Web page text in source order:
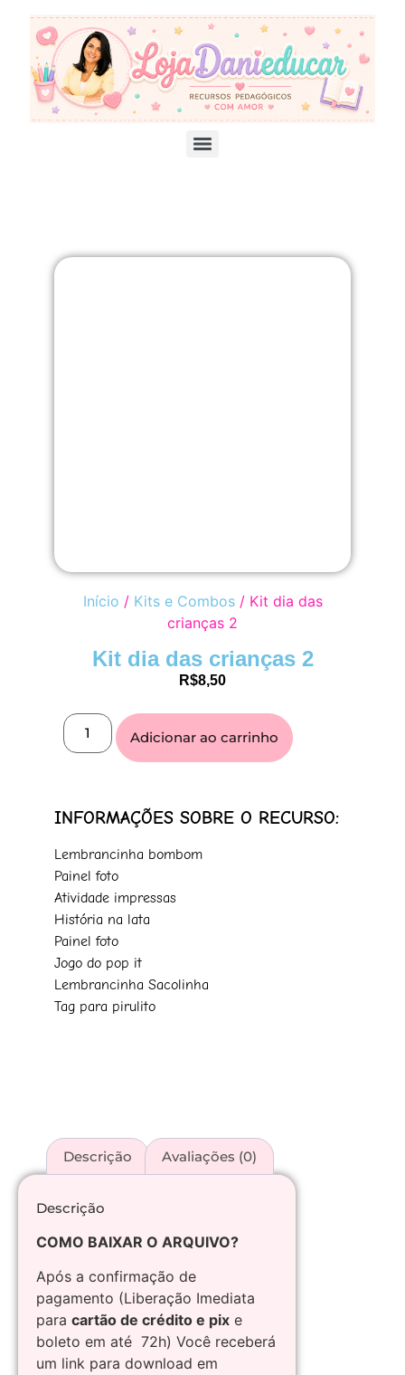
Início / Kits e Combos/ Kit dia das
crianças 2
Kit dia das crianças 2
R$8,50
Adicionar ao carrinho
INFORMAÇÕES SOBRE O RECURSO:
Lembrancinha bombom
Painel foto
Atividade impressas
História na lata
Painel foto
Jogo do pop it
Lembrancinha Sacolinha
Tag para pirulito
Descrição Avaliações (0)
Descrição
COMO BAIXAR O ARQUIVO?
Após a confirmação de
pagamento (Liberação Imediata
para cartão de crédito e pix e
boleto em até 72h) Você receberá
um link para download em